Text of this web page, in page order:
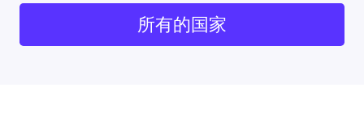
所有的国家